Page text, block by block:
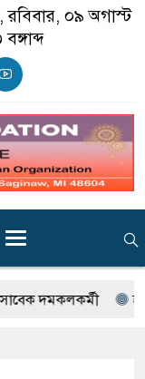
রবিবার, ০৯ অগাস্ট
বঙ্গাব্দ
হ্যামট্রাম্যাক